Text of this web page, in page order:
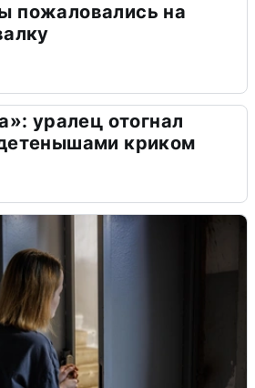
пожаловались на
уралец отогнал
криком